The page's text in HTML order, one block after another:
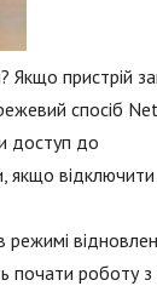
Якщо пристрій
спосіб
доступ до
якщо
почати роботу